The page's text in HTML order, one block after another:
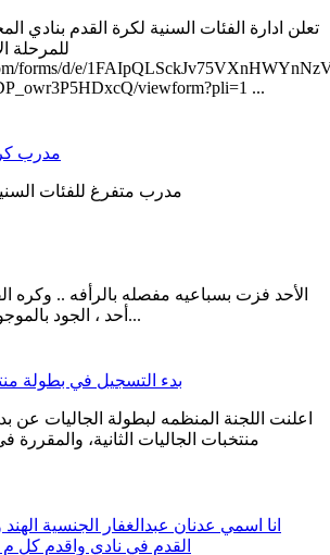
تعلن ادارة الفئات السنية لكرة القدم بنادي
للمرحلة
forms/d/e/
viewform?pli=1 ...
مدرب
الأحد فزت بسباعيه مفصله بالرأفه ..
أحد ، الجود بالموجود .. وهي ليست جوله...
بدء التسجيل في بطولة
اعلنت اللجنة المنظمه لبطولة الجاليات عن
منتخبات الجاليات الثانية،
انا اسمي عدنان عبدالغفار الجنسية
القدم في نادي واقدم كل